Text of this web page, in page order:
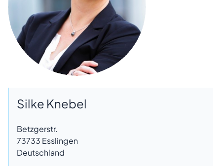
Silke Knebel
Betzgerstr.
73733 Esslingen
Deutschland